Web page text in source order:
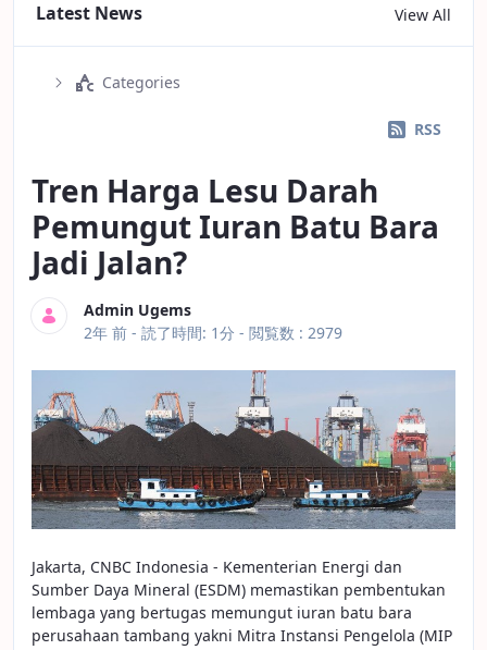
Latest News View All
Categories
RSS
Tren Harga Lesu Darah
Pemungut Iuran Batu Bara
Jadi Jalan?
Admin Ugems
公開日
2年 前 - 読了時間: 1分 - 閲覧数 : 2979
Jakarta, CNBC Indonesia - Kementerian Energi dan
Sumber Daya Mineral (ESDM) memastikan pembentukan
lembaga yang bertugas memungut iuran batu bara
perusahaan tambang yakni Mitra Instansi Pengelola (MIP